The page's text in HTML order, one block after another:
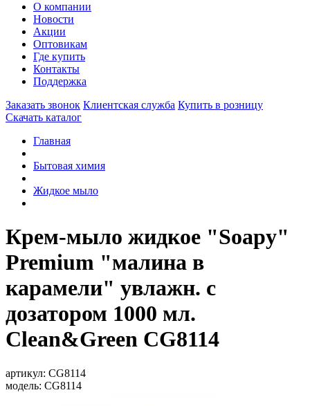
О компании
Новости
Акции
Оптовикам
Где купить
Контакты
Поддержка
Заказать звонок Клиентская служба Купить в розницу
Скачать каталог
Главная
Бытовая химия
Жидкое мыло
Крем-мыло жидкое "Soapy"
Premium "малина в
карамели" увлажн. с
дозатором 1000 мл.
Clean&Green CG8114
артикул: CG8114
модель: CG8114